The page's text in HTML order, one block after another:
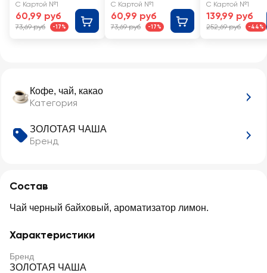
Кофе, чай, какао
Категория
ЗОЛОТАЯ ЧАША
Бренд
Состав
Чай черный байховый, ароматизатор лимон.
Характеристики
Бренд
ЗОЛОТАЯ ЧАША
байховый
С Картой №1
60,99 руб
73,69 руб -17%
байховый
С Картой №1
60,99 руб
73,69 руб -17%
байховый
С Картой №1
139,99 руб
252,69 руб -44%